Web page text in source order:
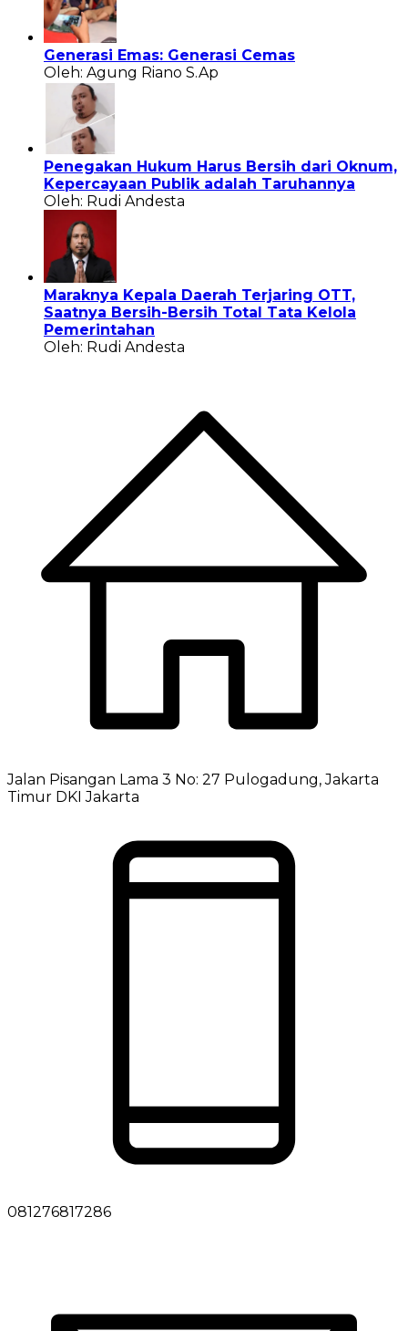
Generasi Emas: Generasi Cemas
Oleh: Agung Riano S.Ap
Penegakan Hukum Harus Bersih dari Oknum,
Kepercayaan Publik adalah Taruhannya
Oleh: Rudi Andesta
Maraknya Kepala Daerah Terjaring OTT,
Saatnya Bersih-Bersih Total Tata Kelola
Pemerintahan
Oleh: Rudi Andesta
Jalan Pisangan Lama 3 No: 27 Pulogadung, Jakarta
Timur DKI Jakarta
081276817286